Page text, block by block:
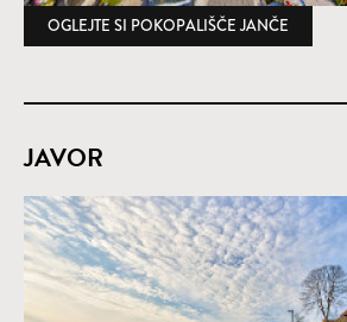
OGLEJTE SI POKOPALIŠČE JANČE
JAVOR